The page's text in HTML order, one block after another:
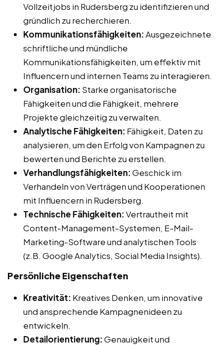
Vollzeitjobs in Rudersberg zu identifizieren und
gründlich zu recherchieren.
Kommunikationsfähigkeiten:Ausgezeichnete
schriftliche und mündliche
Kommunikationsfähigkeiten, um effektiv mit
Influencern und internen Teams zu interagieren.
Organisation: Starke organisatorische
Fähigkeiten und die Fähigkeit, mehrere
Projekte gleichzeitig zu verwalten.
Analytische Fähigkeiten: Fähigkeit, Daten zu
analysieren, um den Erfolg von Kampagnen zu
bewerten und Berichte zu erstellen.
Verhandlungsfähigkeiten:Geschick im
Verhandeln von Verträgen und Kooperationen
mit Influencern in Rudersberg.
Technische Fähigkeiten:Vertrautheit mit
Content-Management-Systemen, E-Mail-
Marketing-Software und analytischen Tools
(z.B. Google Analytics, Social Media Insights).
Persönliche Eigenschaften
Kreativität: Kreatives Denken, um innovative
und ansprechende Kampagnenideen zu
entwickeln.
Detailorientierung:Genauigkeit und